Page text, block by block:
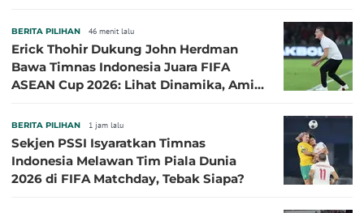
BERITA PILIHAN 46 menit lalu
Erick Thohir Dukung John Herdman
Bawa Timnas Indonesia Juara FIFA
ASEAN Cup 2026: Lihat Dinamika, Amit-
BERITA PILIHAN 1 jam lalu
Sekjen PSSI Isyaratkan Timnas
Indonesia Melawan Tim Piala Dunia
2026 di FIFA Matchday, Tebak Siapa?